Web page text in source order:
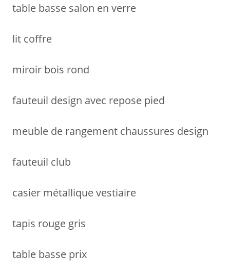
table basse salon en verre
lit coffre
miroir bois rond
fauteuil design avec repose pied
meuble de rangement chaussures design
fauteuil club
casier métallique vestiaire
tapis rouge gris
table basse prix